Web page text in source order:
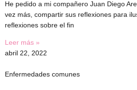
He pedido a mi compañero Juan Diego
vez más, compartir sus reflexiones para
reflexiones sobre el fin
Leer más »
abril 22, 2022
Enfermedades comunes